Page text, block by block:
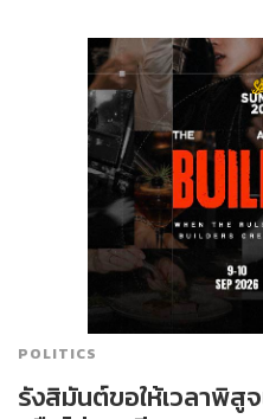
POLITICS
รังสิมันต์ขอให้เวลาพิ